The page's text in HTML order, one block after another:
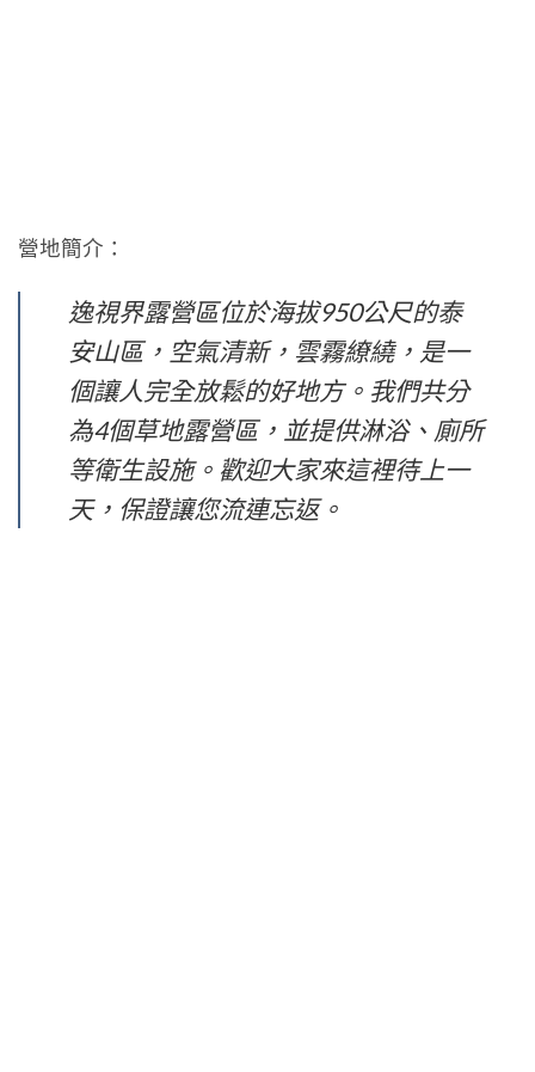
營地簡介：
逸視界露營區位於海拔950公尺的泰
安山區，空氣清新，雲霧繚繞，是一
個讓人完全放鬆的好地方。我們共分
為4個草地露營區，並提供淋浴、廁所
等衛生設施。歡迎大家來這裡待上一
天，保證讓您流連忘返。